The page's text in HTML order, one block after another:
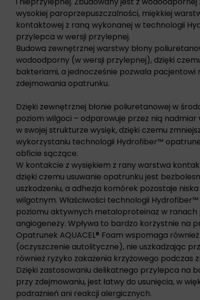
wysokiej paroprzepuszczalności, miękkiej
kontaktowej z raną wykonanej w technologii
przylepca w wersji przylepnej.
Budowa zewnętrznej warstwy błony
wodoodporny (w wersji przylepnej), dzięki
bakteriami, a jednocześnie pozwala pacjentowi
zdejmowania opatrunku.
Dzięki zewnętrznej błonie poliuretanowej w
poziom wilgoci – odparowuje przez nią
w swojej strukturze wysięk, dzięki czemu
wykorzystaniu technologii Hydrofiber™
obficie sączące.
W kontakcie z wysiękiem z rany warstwa
dzięki czemu usuwanie opatrunku jest
uszkodzeniu, a adhezja komórek pozostaje
wilgotnym. Właściwości technologii
poziomu aktywnych metaloproteinaz w ranach
angiogenezy. Wpływa to bardzo korzystnie na
Opatrunek AQUACEL® Foam wspomaga
(oczyszczenie autolityczne), nie uszkadzając
również ryzyko zakażenia krzyżowego podczas
Dzięki zastosowaniu delikatnego przylepca na
przy zdejmowaniu, jest łatwy do usunięcia, w
podrażnień ani reakcji alergicznych.